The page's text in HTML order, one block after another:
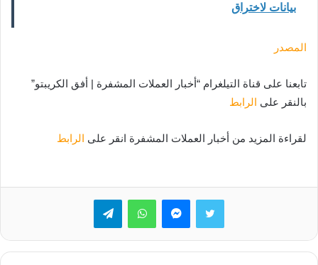
بيانات لاختراق
المصدر
تابعنا على قناة التيلغرام “أخبار العملات المشفرة | أفق الكريبتو”
بالنقر على الرابط
لقراءة المزيد من أخبار العملات المشفرة انقر على الرابط
تويتر ماسنجرواتساب تيلقرام